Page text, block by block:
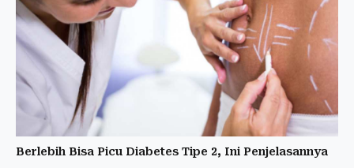
Berlebih Bisa Picu Diabetes Tipe 2, Ini Penjelasannya